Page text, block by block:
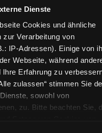
Dienste
Cookies und ähnliche
zur Verarbeitung von
IP-Adressen). Einige von
Webseite, während
Erfahrung zu
zulassen“ stimmen Sie
sowohl von
zu. Bitte beachten Sie,